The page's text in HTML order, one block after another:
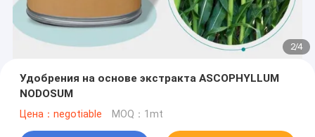
2/4
Удобрения на основе экстракта ASCOPHYLLUM
NODOSUM
Цена：negotiable MOQ：1mt